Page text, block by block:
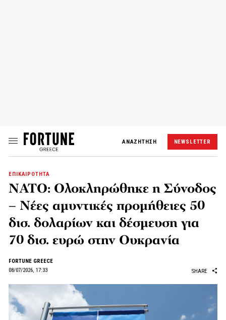
ΑΝΑΖΗΤΗΣΗ NEWSLETTER
ΕΠΙΚΑΙΡΟΤΗΤΑ
ΝΑΤΟ: Ολοκληρώθηκε η Σύνοδος
– Νέες αμυντικές προμήθειες 50
δισ. δολαρίων και δέσμευση για
70 δισ. ευρώ στην Ουκρανία
FORTUNE GREECE
08/07/2026, 17:33
SHARE